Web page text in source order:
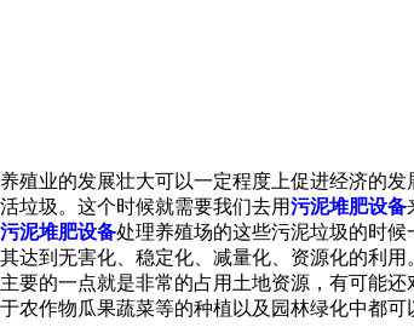
养殖业的发展壮大可以一定程度上促进经济的
活垃圾。这个时候就需要我们去用污泥堆肥设备
污泥堆肥设备处理养殖场的这些污泥垃圾的时
其达到无害化、稳定化、减量化、资源化的利
主要的一点就是非常的占用土地资源，有可能
于农作物瓜果蔬菜等的种植以及园林绿化中都可